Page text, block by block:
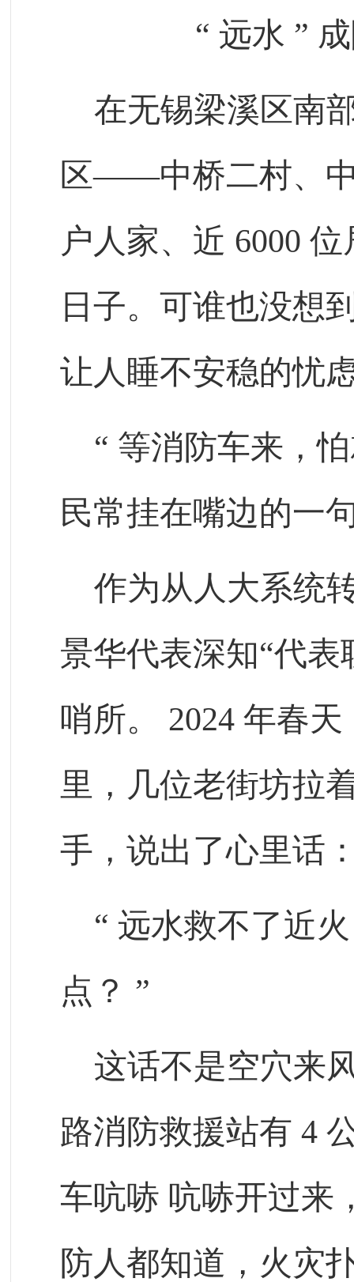
“ 远水 ”
在无锡梁溪区南
区——中桥二村、
户人家、近 6000 位
日子。可谁也没想
让人睡不安稳的忧
“ 等消防车来，
民常挂在嘴边的一
作为从人大系统
景华代表深知“代
哨所。 2024 年春天
里，几位老街坊拉
手，说出了心里话
“ 远水救不了近
点？ ”
这话不是空穴来
路消防救援站有 4
车吭哧 吭哧开过来
防人都知道，火灾